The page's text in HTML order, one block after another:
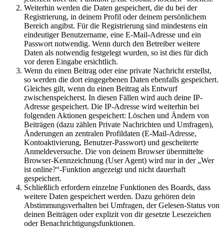
Weiterhin werden die Daten gespeichert, die du bei der
Registrierung, in deinem Profil oder deinem persönlichem
Bereich angibst. Für die Registrierung sind mindestens ein
eindeutiger Benutzername, eine E-Mail-Adresse und ein
Passwort notwendig. Wenn durch den Betreiber weitere
Daten als notwendig festgelegt wurden, so ist dies für dich
vor deren Eingabe ersichtlich.
Wenn du einen Beitrag oder eine private Nachricht erstellst,
so werden die dort eingegebenen Daten ebenfalls gespeichert.
Gleiches gilt, wenn du einen Beitrag als Entwurf
zwischenspeicherst. In diesen Fällen wird auch deine IP-
Adresse gespeichert. Die IP-Adresse wird weiterhin bei
folgenden Aktionen gespeichert: Löschen und Ändern von
Beiträgen (dazu zählen Private Nachrichten und Umfragen),
Änderungen an zentralen Profildaten (E-Mail-Adresse,
Kontoaktivierung, Benutzer-Passwort) und gescheiterte
Anmeldeversuche. Die von deinem Browser übermittelte
Browser-Kennzeichnung (User Agent) wird nur in der „Wer
ist online?“-Funktion angezeigt und nicht dauerhaft
gespeichert.
Schließlich erfordern einzelne Funktionen des Boards, dass
weitere Daten gespeichert werden. Dazu gehören dein
Abstimmungsverhalten bei Umfragen, der Gelesen-Status von
deinen Beiträgen oder explizit von dir gesetzte Lesezeichen
oder Benachrichtigungsfunktionen.